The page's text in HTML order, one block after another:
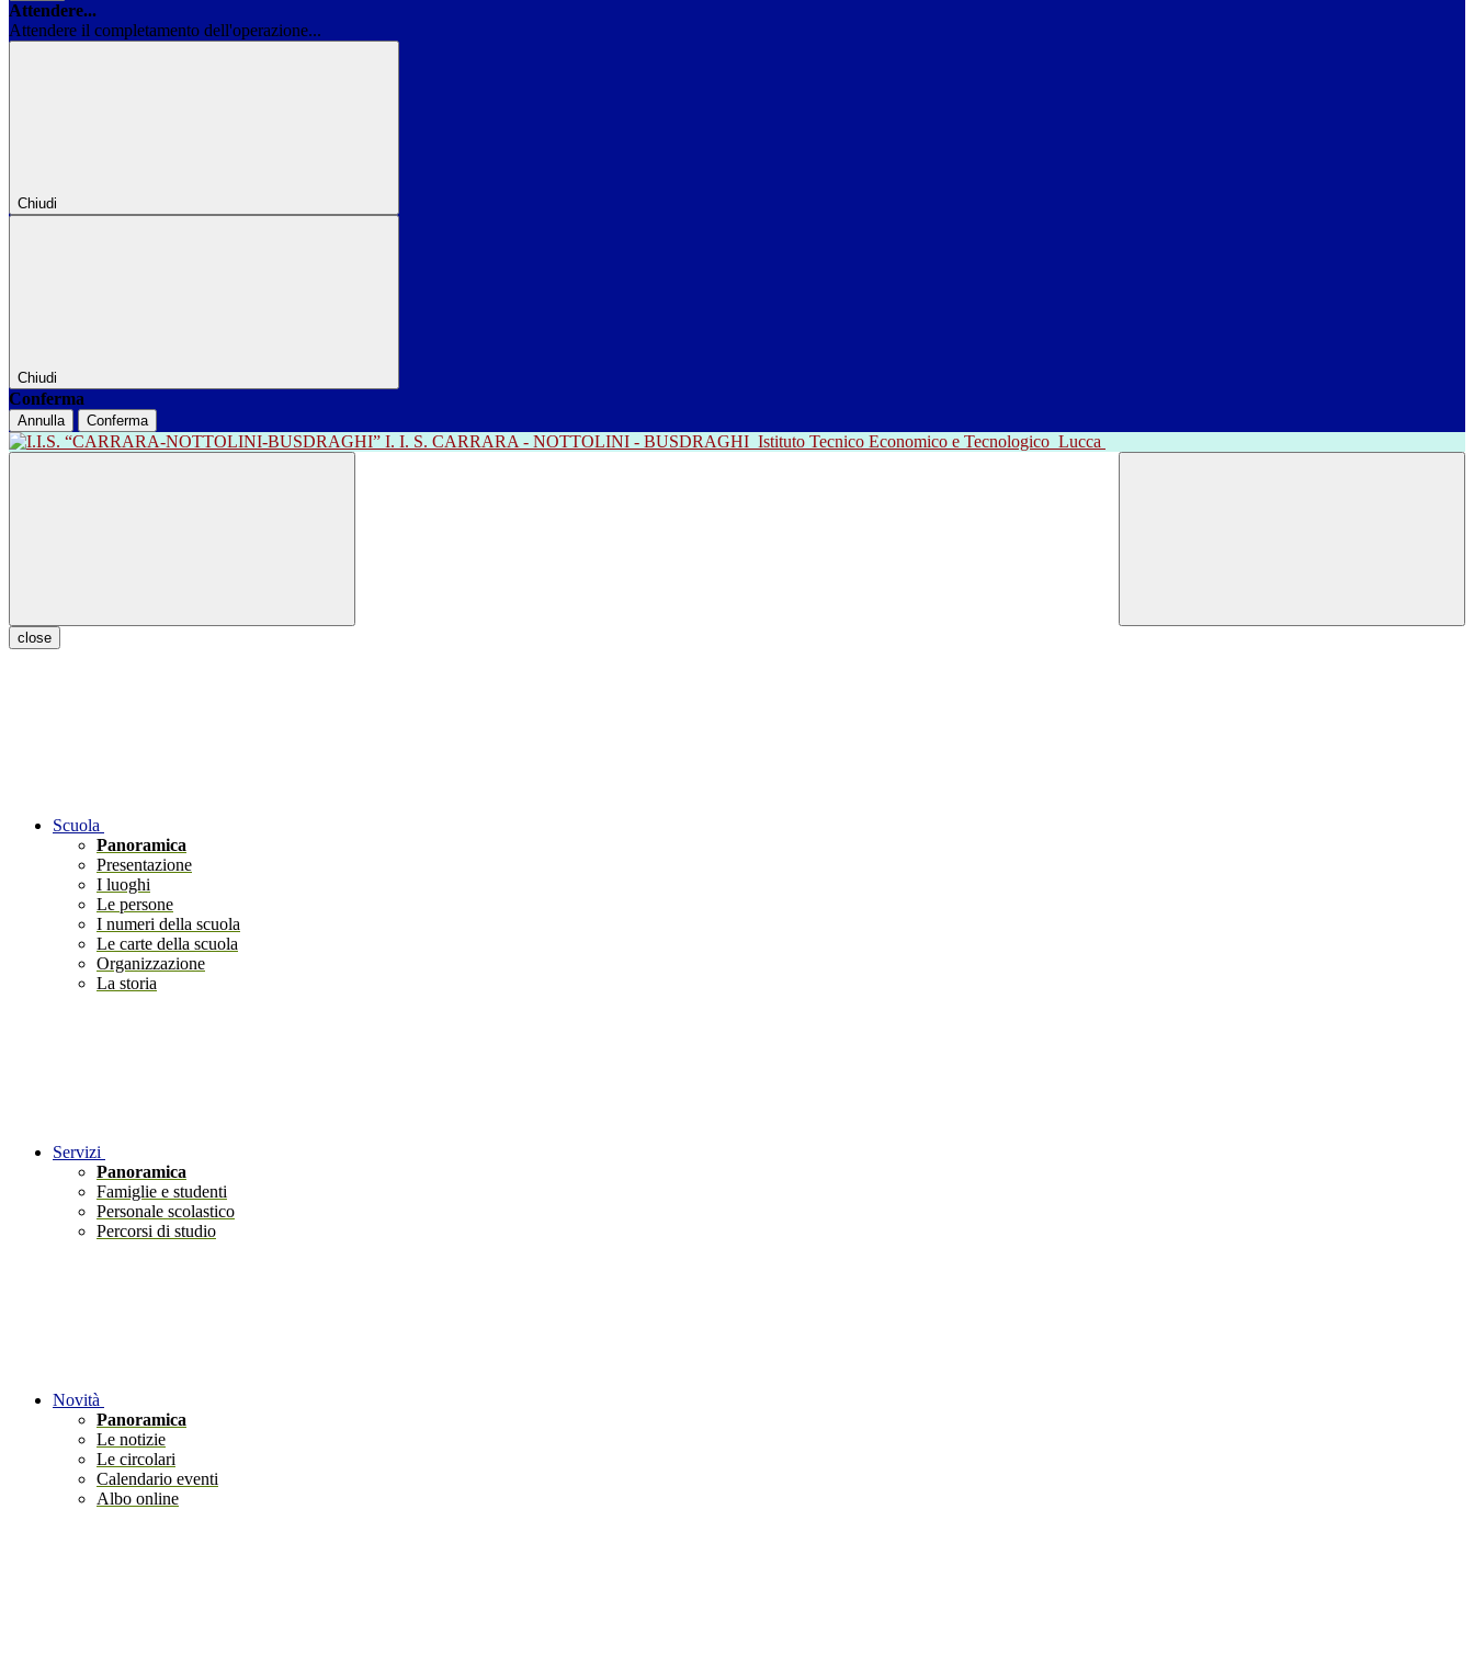
Attendere...
Attendere il completamento dell'operazione...
Chiudi
Chiudi
Conferma
Annulla Conferma
I. I. S. CARRARA - NOTTOLINI - BUSDRAGHI Istituto Tecnico Economico e Tecnologico Lucca
close
Scuola
Panoramica
Presentazione
I luoghi
Le persone
I numeri della scuola
Le carte della scuola
Organizzazione
La storia
Servizi
Panoramica
Famiglie e studenti
Personale scolastico
Percorsi di studio
Novità
Panoramica
Le notizie
Le circolari
Calendario eventi
Albo online